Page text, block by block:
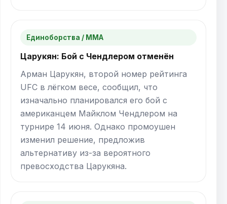
Единоборства / ММА
Царукян: Бой с Чендлером отменён
Арман Царукян, второй номер рейтинга
UFC в лёгком весе, сообщил, что
изначально планировался его бой с
американцем Майклом Чендлером на
турнире 14 июня. Однако промоушен
изменил решение, предложив
альтернативу из-за вероятного
превосходства Царукяна.